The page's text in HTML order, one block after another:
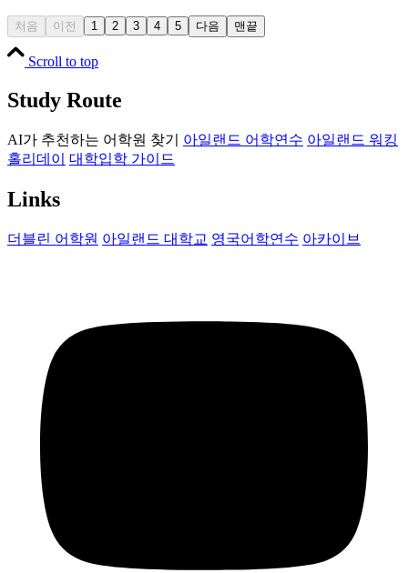
처음 이전 1 2 3 4 5 다음 맨끝
Scroll to top
Study Route
AI가 추천하는 어학원 찾기 아일랜드 어학연수 아일랜드 워킹
홀리데이
대학입학 가이드
Links
더블린 어학원 아일랜드 대학교 영국어학연수 아카이브